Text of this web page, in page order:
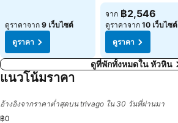
ดูราคาจาก 9 เว็บไซต์
ดูราคา
ดูราคา
จาก ฿2,546
ดูราคาจาก 10 เว็บไซต์
ดูราคา
ดูที่พักทั้งหมดใน หัวหิน
แนวโน้มราคา
อ้างอิงจากราคาต่ำสุดบน trivago ใน 30 วันที่ผ่านมา
฿0